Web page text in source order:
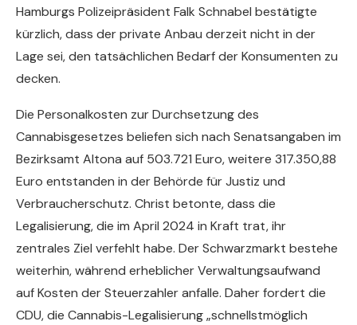
Hamburgs Polizeipräsident Falk Schnabel bestätigte
kürzlich, dass der private Anbau derzeit nicht in der
Lage sei, den tatsächlichen Bedarf der Konsumenten zu
decken.
Die Personalkosten zur Durchsetzung des
Cannabisgesetzes beliefen sich nach Senatsangaben im
Bezirksamt Altona auf 503.721 Euro, weitere 317.350,88
Euro entstanden in der Behörde für Justiz und
Verbraucherschutz. Christ betonte, dass die
Legalisierung, die im April 2024 in Kraft trat, ihr
zentrales Ziel verfehlt habe. Der Schwarzmarkt bestehe
weiterhin, während erheblicher Verwaltungsaufwand
auf Kosten der Steuerzahler anfalle. Daher fordert die
CDU, die Cannabis-Legalisierung „schnellstmöglich